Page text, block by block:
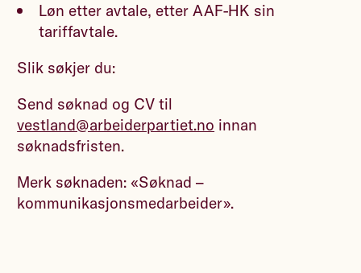
Løn etter avtale, etter AAF-HK sin
tariffavtale.
Slik søkjer du:
Send søknad og CV til
vestland@arbeiderpartiet.no innan
søknadsfristen.
Merk søknaden: «Søknad –
kommunikasjonsmedarbeider».